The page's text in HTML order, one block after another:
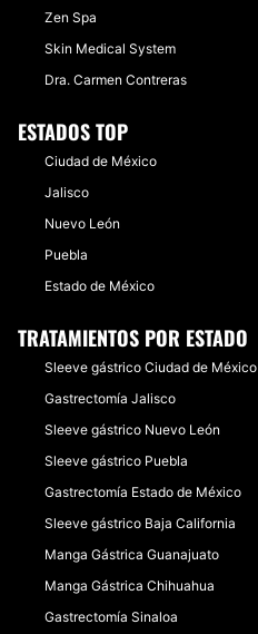
Zen Spa
Skin Medical System
Dra. Carmen Contreras
ESTADOS TOP
Ciudad de México
Jalisco
Nuevo León
Puebla
Estado de México
TRATAMIENTOS POR ESTADO
Sleeve gástrico Ciudad de México
Gastrectomía Jalisco
Sleeve gástrico Nuevo León
Sleeve gástrico Puebla
Gastrectomía Estado de México
Sleeve gástrico Baja California
Manga Gástrica Guanajuato
Manga Gástrica Chihuahua
Gastrectomía Sinaloa